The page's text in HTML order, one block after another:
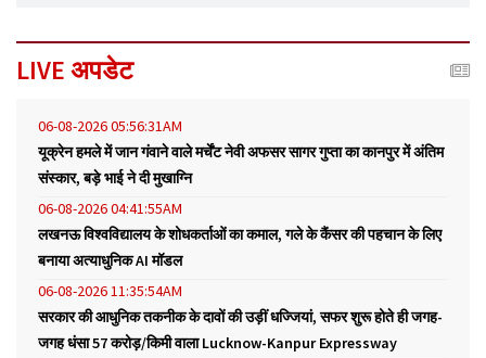
LIVE अपडेट
06-08-2026 05:56:31AM
यूक्रेन हमले में जान गंवाने वाले मर्चेंट नेवी अफसर सागर गुप्ता का कानपुर में अंतिम
संस्कार, बड़े भाई ने दी मुखाग्नि
06-08-2026 04:41:55AM
लखनऊ विश्वविद्यालय के शोधकर्ताओं का कमाल, गले के कैंसर की पहचान के लिए
बनाया अत्याधुनिक AI मॉडल
06-08-2026 11:35:54AM
सरकार की आधुनिक तकनीक के दावों की उड़ीं धज्जियां, सफर शुरू होते ही जगह-
जगह धंसा 57 करोड़/किमी वाला Lucknow-Kanpur Expressway